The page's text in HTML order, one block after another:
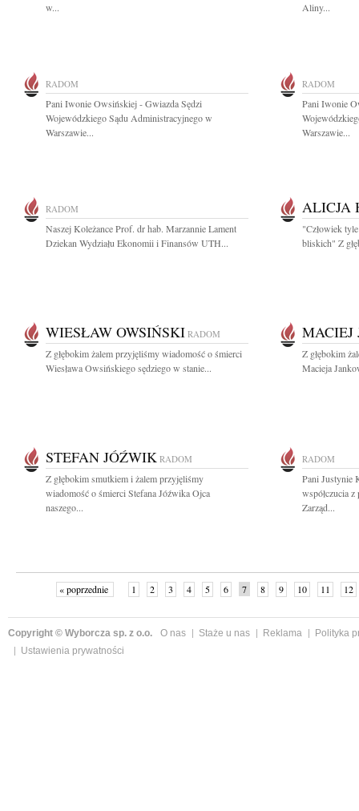
w...
Aliny...
RADOM
Pani Iwonie Owsińskiej - Gwiazda Sędzi
Wojewódzkiego Sądu Administracyjnego w
Warszawie...
RADOM
Pani Iwonie
Warszawie...
RADOM
Naszej Koleżance Prof. dr hab. Marzannie Lament
Dziekan Wydziału Ekonomii i Finansów UTH...
ALICJA
"Człowiek
bliskich" Z
WIESŁAW OWSIŃSKI RADOM
Z głębokim żalem przyjęliśmy wiadomość o śmierci
Wiesława Owsińskiego sędziego w stanie...
MACIEJ
Z głębokim
Macieja
STEFAN JÓŹWIK RADOM
Z głębokim smutkiem i żalem przyjęliśmy
wiadomość o śmierci Stefana Jóźwika Ojca
naszego...
RADOM
Pani Justynie
współczucia
Zarząd...
« poprzednie 1 2 3 4 5 6 7 8 9 10 11 12
Copyright © Wyborcza sp. z o.o. O nas Staże u nas Reklama
Polityka
Ustawienia prywatności